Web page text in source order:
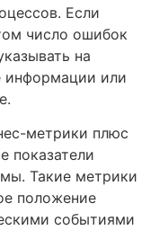
Если
число ошибок
на
информации или
метрики плюс
показатели
Такие метрики
положение
событиями